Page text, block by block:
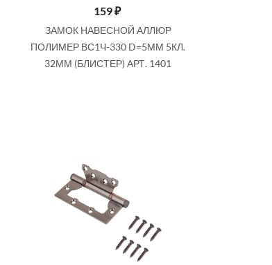
159₽
ЗАМОК НАВЕСНОЙ АЛЛЮР
ПОЛИМЕР ВС1Ч-330 D=5ММ 5КЛ.
32ММ (БЛИСТЕР) АРТ. 1401